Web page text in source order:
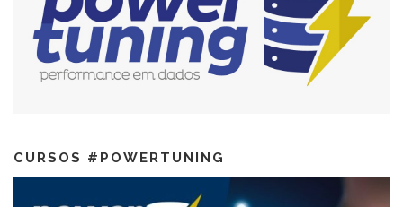
CURSOS #POWERTUNING